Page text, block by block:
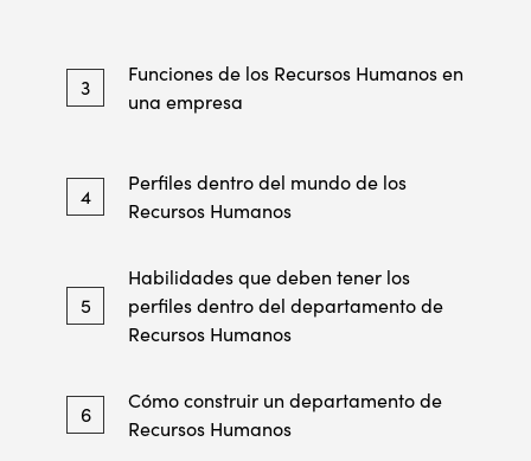
3
Funciones de los Recursos Humanos en
una empresa
4
Perfiles dentro del mundo de los
Recursos Humanos
5
Habilidades que deben tener los
perfiles dentro del departamento de
Recursos Humanos
6
Cómo construir un departamento de
Recursos Humanos